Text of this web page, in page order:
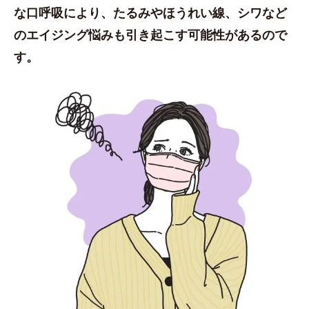
な口呼吸により、たるみやほうれい線、シワなど
のエイジング悩みも引き起こす可能性があるので
す。